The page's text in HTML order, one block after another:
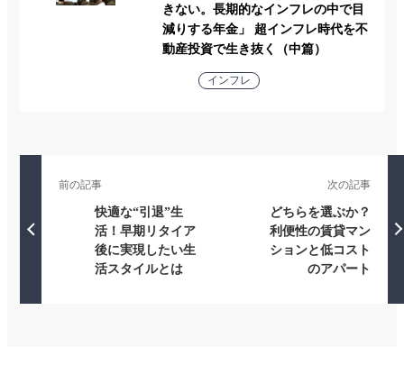
きない。長期的なインフレの中で目
減りする年金」 超インフレ時代を不
動産投資で生き抜く（中篇）
インフレ
前の記事
快適な“引退”生
活！早期リタイア
後に実現したい生
活スタイルとは
次の記事
どちらを選ぶか？
利便性の賃貸マン
ションと低コスト
のアパート